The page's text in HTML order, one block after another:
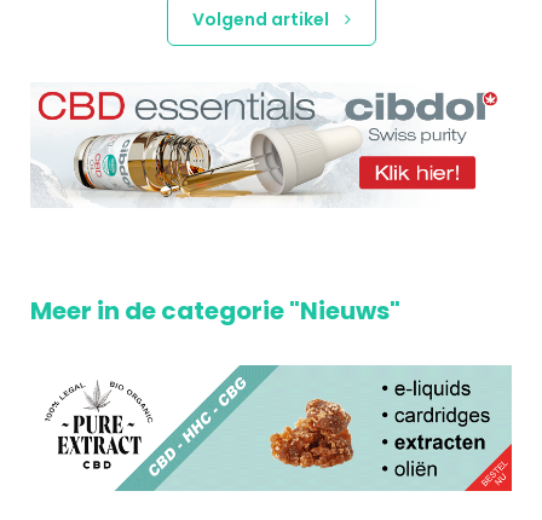
Volgend artikel
Meer in de categorie "Nieuws"